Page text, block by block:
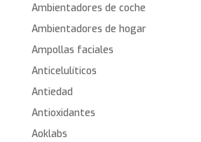
Ambientadores de coche
Ambientadores de hogar
Ampollas faciales
Anticelulíticos
Antiedad
Antioxidantes
Aoklabs